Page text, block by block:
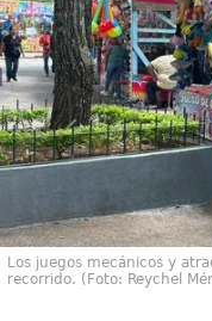
Los juegos mecánicos y
recorrido. (Foto: Reychel